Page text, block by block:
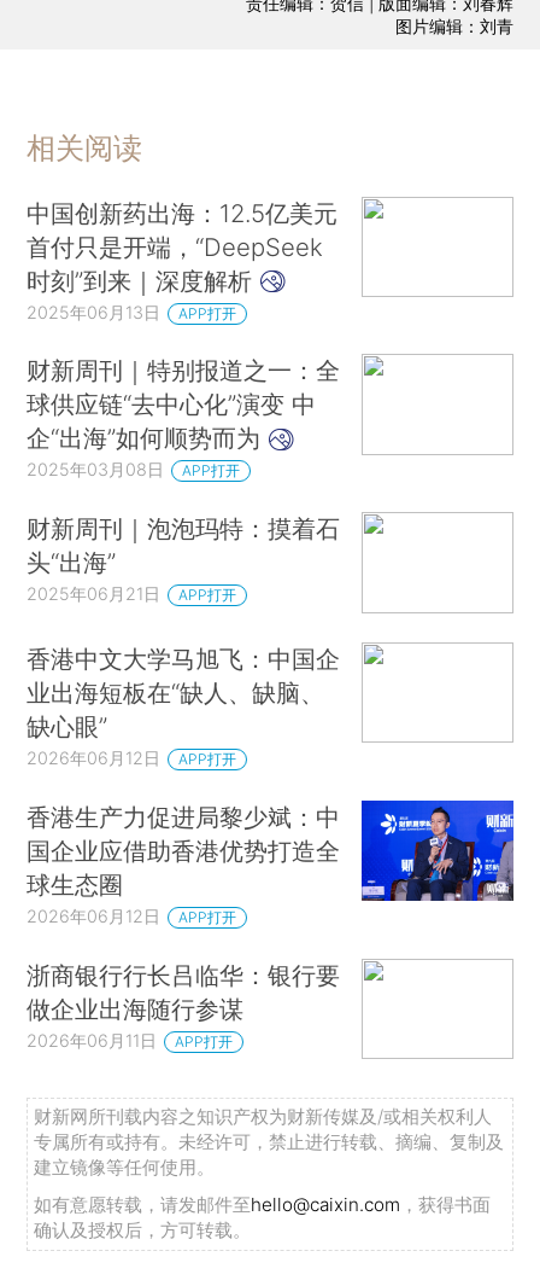
图片编辑：刘青
相关阅读
中国创新药出海：12.5亿美元
首付只是开端，“DeepSeek
时刻”到来｜深度解析
2025年06月13日 APP打开
财新周刊｜特别报道之一：全
球供应链“去中心化”演变 中
企“出海”如何顺势而为
2025年03月08日 APP打开
财新周刊｜泡泡玛特：摸着石
头“出海”
2025年06月21日 APP打开
香港中文大学马旭飞：中国企
业出海短板在“缺人、缺脑、
缺心眼”
2026年06月12日 APP打开
香港生产力促进局黎少斌：中
国企业应借助香港优势打造全
球生态圈
2026年06月12日 APP打开
浙商银行行长吕临华：银行要
做企业出海随行参谋
2026年06月11日 APP打开
财新网所刊载内容之知识产权为财新传媒及/或相关权利人
专属所有或持有。未经许可，禁止进行转载、摘编、复制及
建立镜像等任何使用。
如有意愿转载，请发邮件至hello@caixin.com ，获得书面
确认及授权后，方可转载。